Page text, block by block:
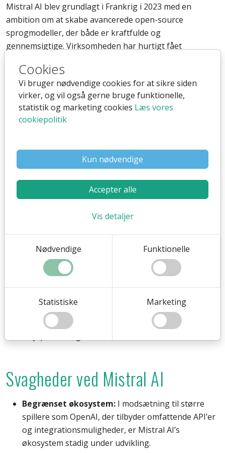
Cookies
Vi bruger nødvendige cookies for at sikre siden
virker, og vil også gerne bruge funktionelle,
statistik og marketing cookies Læs vores
cookiepolitik
Kun nødvendige
Accepter alle
Vis detaljer
Nødvendige Funktionelle
Statistiske Marketing
Mistral AI blev grundlagt i Frankrig i 2023 med en
ambition om at skabe avancerede open-source
sprogmodeller, der både er kraftfulde og
gennemsigtige. Virksomheden har hurtigt fået
decentralisering og brugen af open-source kode, hvilket
giver større frihed til udviklere og virksomheder.
Styrker ved Mistral AI
Open-source tilgang:Mistral AI tilbyder åbne
sprogmodeller, som giver brugere mulighed for
fuld adgang til kildekoden og større
tilpasningsmuligheder.
virksomhed overholder Mistral AI strengt
organisationer at anvende deres teknologi uden
bekymringer om datakompatibilitet.
Fokus på effektivitet:
Deres modeller er designet
på kompromis med ydeevnen, hvilket gør dem
ideelle for virksomheder med begrænsede
serverkapaciteter eller virksomheder med fokus på
Svagheder ved Mistral AI
Begrænset økosystem: I modsætning til større
spillere som OpenAI, der tilbyder omfattende API’er
og integrationsmuligheder, er Mistral AI’s
økosystem stadig under udvikling.